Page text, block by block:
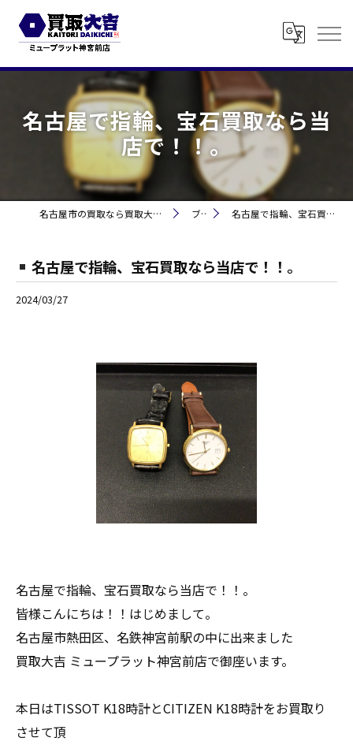
名古屋で指輪、宝石買取なら当
店で！！。
名古屋市の買取なら買取大吉 ミュープラット神宮前 ブログ 名古屋で指輪、宝石買取なら当店で！！。
名古屋で指輪、宝石買取なら当店で！！。
2024/03/27
名古屋で指輪、宝石買取なら当店で！！。
皆様こんにちは！！はじめまして。
名古屋市熱田区、名鉄神宮前駅の中に出来ました
買取大吉 ミュープラット神宮前店で御座います。
本日はTISSOT K18時計とCITIZEN K18時計をお買取り
させて頂